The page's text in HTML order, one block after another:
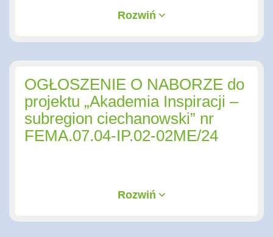
Rozwiń
OGŁOSZENIE O NABORZE do
projektu „Akademia Inspiracji –
subregion ciechanowski” nr
FEMA.07.04-IP.02-02ME/24
Rozwiń